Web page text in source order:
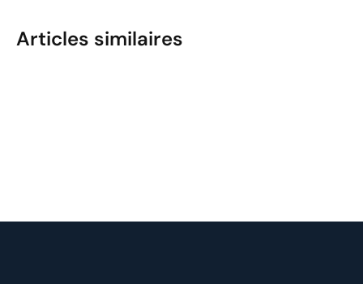
Articles similaires